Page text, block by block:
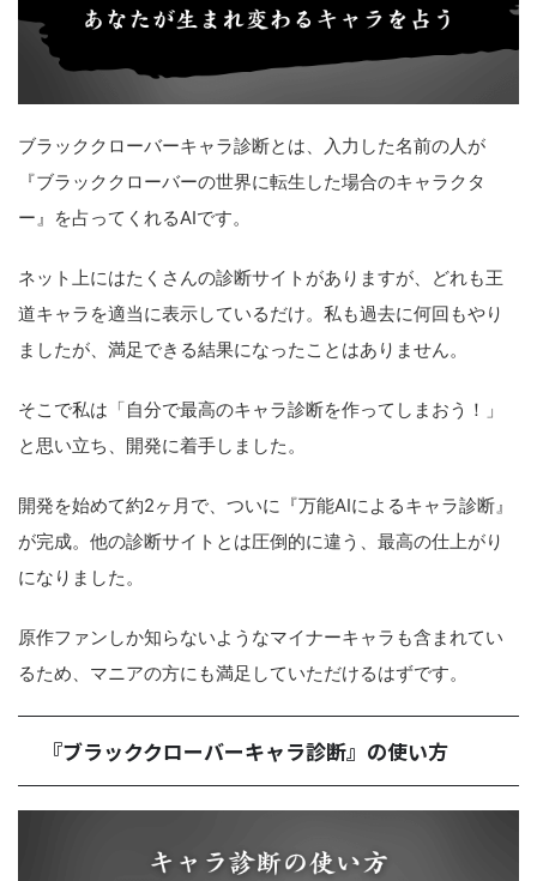
ブラッククローバーキャラ診断とは、入力した名前の人が
『ブラッククローバーの世界に転生した場合のキャラクタ
ー』を占ってくれるAIです。
ネット上にはたくさんの診断サイトがありますが、どれも王
道キャラを適当に表示しているだけ。私も過去に何回もやり
ましたが、満足できる結果になったことはありません。
そこで私は「自分で最高のキャラ診断を作ってしまおう！」
と思い立ち、開発に着手しました。
開発を始めて約2ヶ月で、ついに『万能AIによるキャラ診断』
が完成。他の診断サイトとは圧倒的に違う、最高の仕上がり
になりました。
原作ファンしか知らないようなマイナーキャラも含まれてい
るため、マニアの方にも満足していただけるはずです。
『ブラッククローバーキャラ診断』の使い方